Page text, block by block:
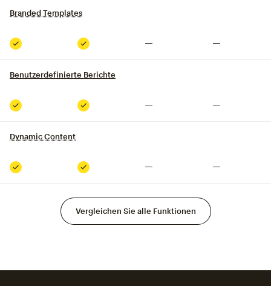
Branded Templates
Inklusive Inklusive
Benutzerdefinierte Berichte
Inklusive Inklusive
Dynamic Content
Inklusive Inklusive
Vergleichen Sie alle Funktionen